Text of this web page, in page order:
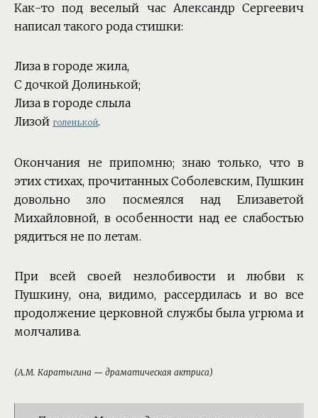
Как-то под веселый час Александр Сергеевич
написал такого рода стишки:
Лиза в городе жила,
С дочкой Долинькой;
Лиза в городе слыла
Лизой голенькой.
Окончания не припомню; знаю только, что в
этих стихах, прочитанных Соболевским, Пушкин
довольно зло посмеялся над Елизаветой
Михайловной, в особенности над ее слабостью
рядиться не по летам.
При всей своей незлобивости и любви к
Пушкину, она, видимо, рассердилась и во все
продолжение церковной службы была угрюма и
молчалива.
(А.М. Каратыгина — драматическая актриса)